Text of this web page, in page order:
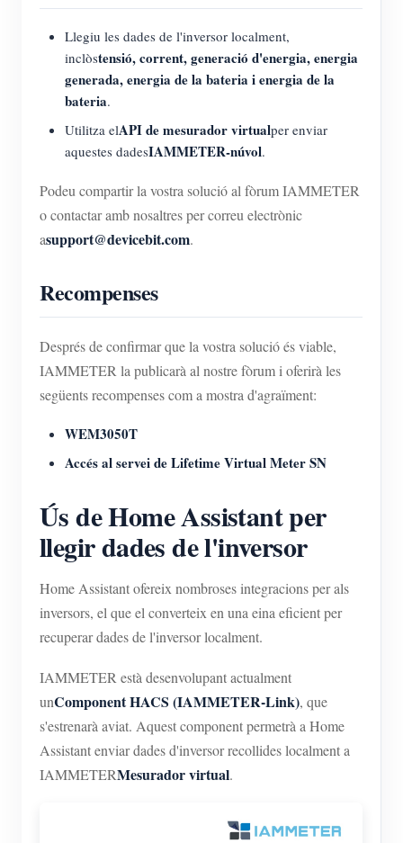
Llegiu les dades de l'inversor localment,
inclòstensió, corrent, generació d'energia, energia
generada, energia de la bateria i energia de la
bateria.
Utilitza elAPI de mesurador virtualper enviar
aquestes dadesIAMMETER-núvol.
Podeu compartir la vostra solució al fòrum IAMMETER
o contactar amb nosaltres per correu electrònic
asupport@devicebit.com.
Recompenses
Després de confirmar que la vostra solució és viable,
IAMMETER la publicarà al nostre fòrum i oferirà les
següents recompenses com a mostra d'agraïment:
WEM3050T
Accés al servei de Lifetime Virtual Meter SN
Ús de Home Assistant per
llegir dades de l'inversor
Home Assistant ofereix nombroses integracions per als
inversors, el que el converteix en una eina eficient per
recuperar dades de l'inversor localment.
IAMMETER està desenvolupant actualment
unComponent HACS (IAMMETER-Link), que
s'estrenarà aviat. Aquest component permetrà a Home
Assistant enviar dades d'inversor recollides localment a
IAMMETERMesurador virtual.